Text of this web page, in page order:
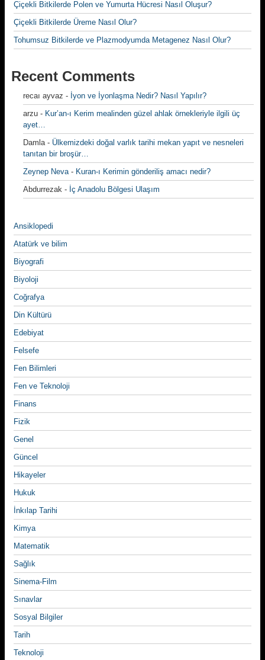
Çiçekli Bitkilerde Polen ve Yumurta Hücresi Nasıl Oluşur?
Çiçekli Bitkilerde Üreme Nasıl Olur?
Tohumsuz Bitkilerde ve Plazmodyumda Metagenez Nasıl Olur?
Recent Comments
recaı ayvaz - İyon ve İyonlaşma Nedir? Nasıl Yapılır?
arzu - Kur’an-ı Kerim mealinden güzel ahlak örnekleriyle ilgili üç
ayet…
Damla- Ülkemizdeki doğal varlık tarihi mekan yapıt ve nesneleri
tanıtan bir broşür…
Zeynep Neva- Kuran-ı Kerimin gönderiliş amacı nedir?
Abdurrezak - İç Anadolu Bölgesi Ulaşım
Ansiklopedi
Atatürk ve bilim
Biyografi
Biyoloji
Coğrafya
Din Kültürü
Edebiyat
Felsefe
Fen Bilimleri
Fen ve Teknoloji
Finans
Fizik
Genel
Güncel
Hikayeler
Hukuk
İnkılap Tarihi
Kimya
Matematik
Sağlık
Sinema-Film
Sınavlar
Sosyal Bilgiler
Tarih
Teknoloji